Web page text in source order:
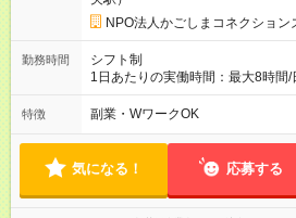
NPO法人かごしまコネクション
勤務時間
シフト制
1日あたりの実働時間：最大8時間
間で実働6時間～最大8時間） ※残業時
例＞ 13:00～19:00（実働6時間）
があります。 ※午前中の10:00～
特徴 副業・WワークOK
気になる！ 応募する